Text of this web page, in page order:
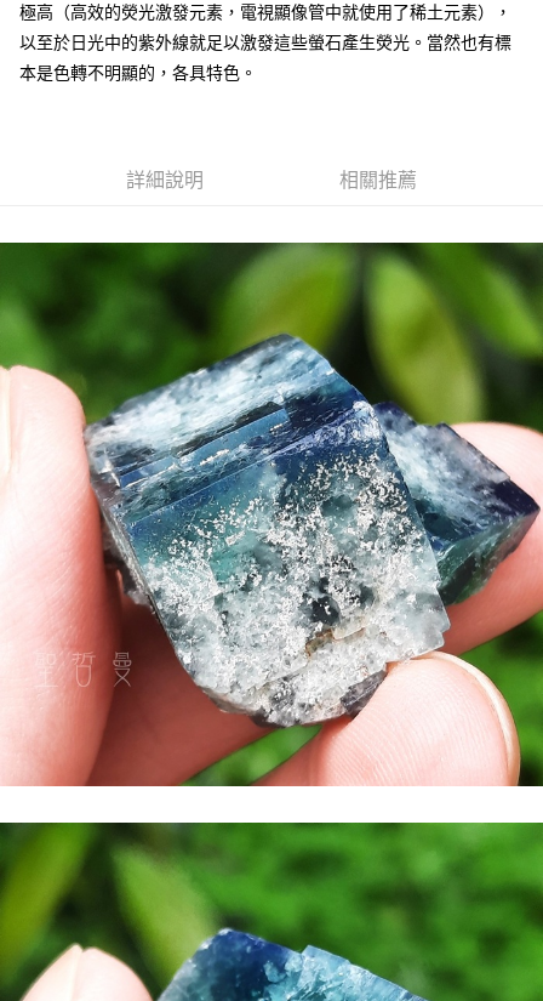
每筆NT$80，滿NT$3,000(含以上)免運費
7-11取貨付款
每筆NT$80，滿NT$3,000(含以上)免運費
每筆NT$80，滿NT$3,000(含以上)免運費
免運費
極高（高效的熒光激發元素，電視顯像管中就使用了稀土元素），
以至於日光中的紫外線就足以激發這些螢石產生熒光。當然也有標
本是色轉不明顯的，各具特色。
詳細說明 相關推薦